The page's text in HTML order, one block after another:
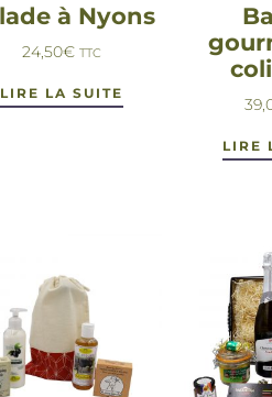
à Nyons
24,50€ TTC
LIRE LA SUITE
LIRE